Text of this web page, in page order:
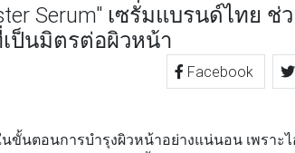
Serum" เซรั่มแบรนด์ไทย
ป็นมิตรต่อผิวหน้า
Facebook
นขั้นตอนการบำรุงผิวหน้าอย่างแน่นอน เพรา